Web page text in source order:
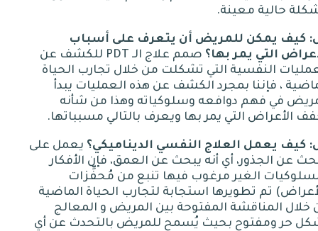
حالية معينة.
: كيف يمكن للمريض أن يتعرف على أسباب
التي يمر بها؟ صمم علاج الـPDT
للكشف عن
النفسية التي تشكلت من خلال تجارب الحياة
، فإننا بمجرد الكشف عن هذه العمليات يبدأ
في فهم دوافعه وسلوكياته وهذا من شأنه
الأعراض التي يمر بها ويعرف بالتالي مسبباتها.
: كيف يعمل العلاج النفسي الديناميكي؟ يعمل على
عن الجذور، أي أنه يبحث عن العمق، فإن الأفكار
الغير مرغوب فيها تنبع من مُحفِّزات
) تم تطويرها استجابة لتجارب الحياة الماضية
خلال المناقشة المفتوحة بين المريض و المعالج
حر ومفتوح بحيث يُسمح للمريض بالتحدث عن أي